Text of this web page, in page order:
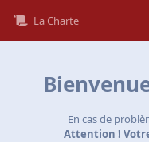
La Charte
En cas de
Attention !